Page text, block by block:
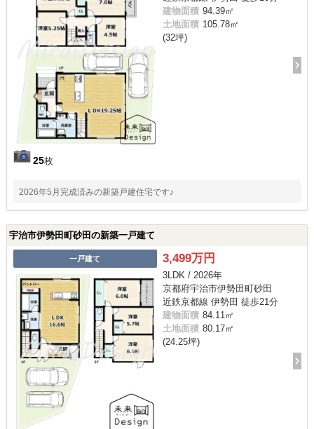
25枚
建物面積 94.39㎡
土地面積 105.78㎡
(32坪)
2026年5月完成済みの新築戸建住宅です♪
宇治市伊勢田町砂田の新築一戸建て
一戸建て 3,499万円
3LDK / 2026年
京都府宇治市伊勢田町砂田
近鉄京都線 伊勢田 徒歩21分
建物面積 84.11㎡
土地面積 80.17㎡
(24.25坪)